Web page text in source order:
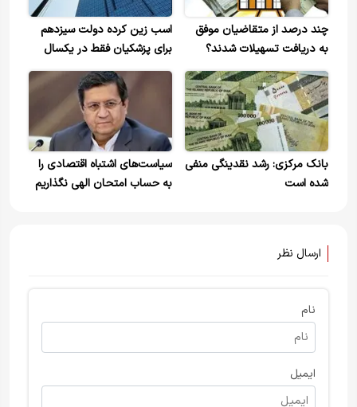
چند درصد از متقاضیان موفق
به دریافت تسهیلات شدند؟
اسب زین کرده دولت سیزدهم
برای پزشکیان فقط در یکسال
۷۲درصد افزایش بدهی به بانک
مرکزی دارد
بانک مرکزی: رشد نقدینگی منفی
شده است
سیاست‌های اشتباه اقتصادی را
به حساب امتحان الهی نگذاریم
ارسال نظر
نام
ایمیل